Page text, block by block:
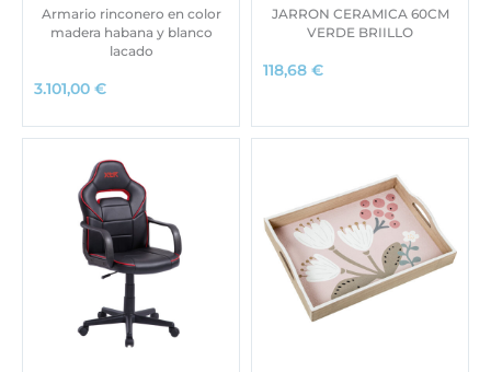
Armario rinconero en color
madera habana y blanco
lacado
3.101,00 €
JARRON CERAMICA 60CM
VERDE BRIILLO
118,68 €